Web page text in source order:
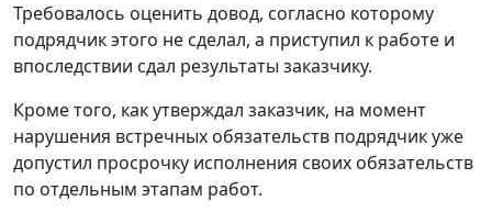
Требовалось оценить довод, согласно которому
подрядчик этого не сделал, а приступил к работе и
впоследствии сдал результаты заказчику.
Кроме того, как утверждал заказчик, на момент
нарушения встречных обязательств подрядчик уже
допустил просрочку исполнения своих обязательств
по отдельным этапам работ.